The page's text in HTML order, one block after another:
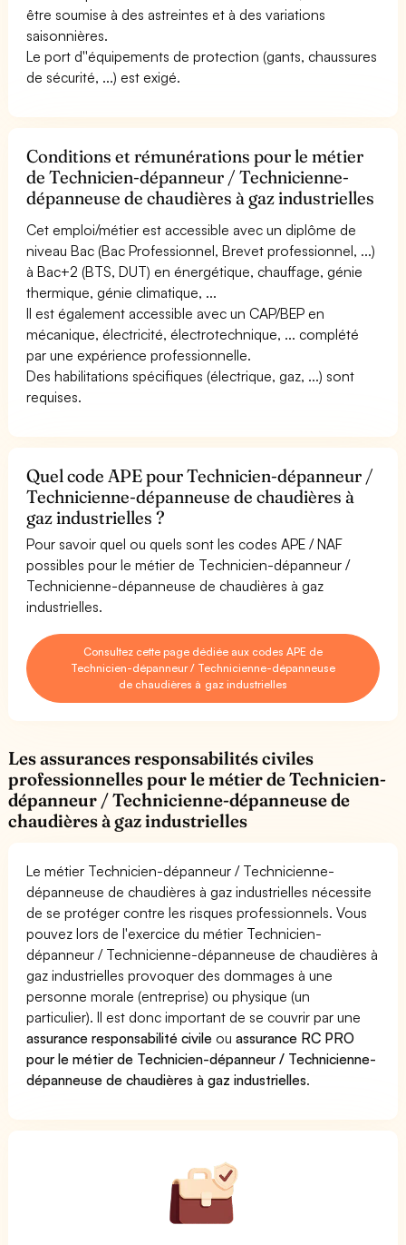
être soumise à des astreintes et à des variations
saisonnières.
Le port d''équipements de protection (gants, chaussures
de sécurité, ...) est exigé.
Conditions et rémunérations pour le métier
de Technicien-dépanneur / Technicienne-
dépanneuse de chaudières à gaz industrielles
Cet emploi/métier est accessible avec un diplôme de
niveau Bac (Bac Professionnel, Brevet professionnel, ...)
à Bac+2 (BTS, DUT) en énergétique, chauffage, génie
thermique, génie climatique, ...
Il est également accessible avec un CAP/BEP en
mécanique, électricité, électrotechnique, ... complété
par une expérience professionnelle.
Des habilitations spécifiques (électrique, gaz, ...) sont
requises.
Quel code APE pour Technicien-dépanneur /
Technicienne-dépanneuse de chaudières à
gaz industrielles ?
Pour savoir quel ou quels sont les codes APE / NAF
possibles pour le métier de Technicien-dépanneur /
Technicienne-dépanneuse de chaudières à gaz
industrielles.
Consultez cette page dédiée aux codes APE de
Technicien-dépanneur / Technicienne-dépanneuse
de chaudières à gaz industrielles
Les assurances responsabilités civiles
professionnelles pour le métier de Technicien-
dépanneur / Technicienne-dépanneuse de
chaudières à gaz industrielles
Le métier Technicien-dépanneur / Technicienne-
dépanneuse de chaudières à gaz industrielles nécessite
de se protéger contre les risques professionnels. Vous
pouvez lors de l'exercice du métier Technicien-
dépanneur / Technicienne-dépanneuse de chaudières à
gaz industrielles provoquer des dommages à une
personne morale (entreprise) ou physique (un
particulier). Il est donc important de se couvrir par une
assurance responsabilité civile ouassurance RC PRO
pour le métier de Technicien-dépanneur / Technicienne-
dépanneuse de chaudières à gaz industrielles.